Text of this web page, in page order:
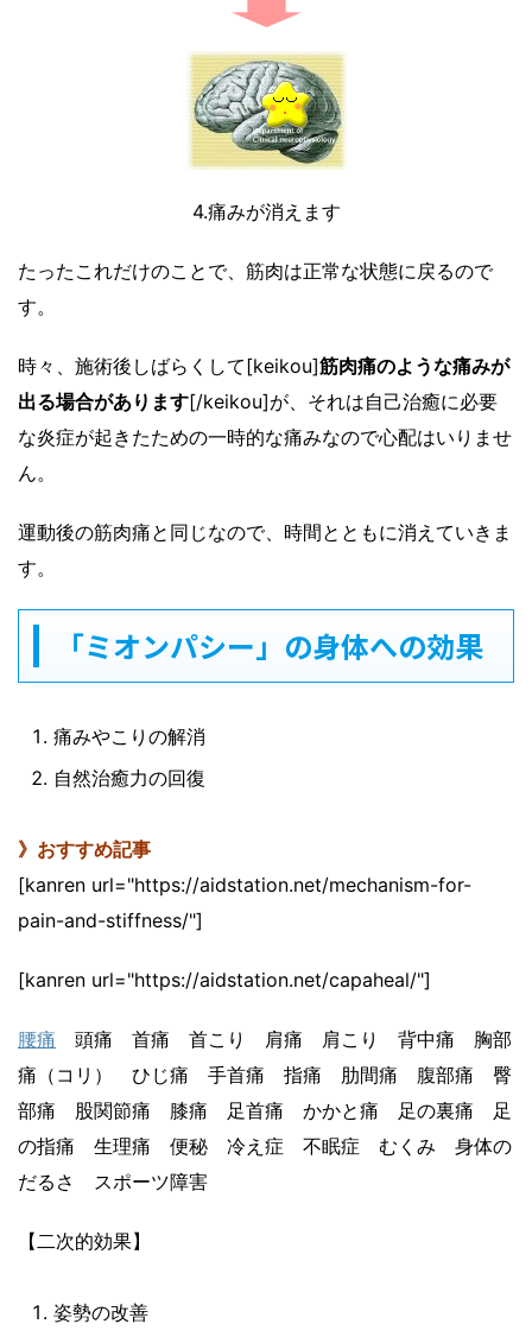
4.痛みが消えます
たったこれだけのことで、筋肉は正常な状態に戻るので
す。
時々、施術後しばらくして[keikou]筋肉痛のような痛みが
出る場合があります[/keikou]が、それは自己治癒に必要
な炎症が起きたための一時的な痛みなので心配はいりませ
ん。
運動後の筋肉痛と同じなので、時間とともに消えていきま
す。
「ミオンパシー」の身体への効果
痛みやこりの解消
自然治癒力の回復
》おすすめ記事
[kanren url="https://aidstation.net/mechanism-for-
pain-and-stiffness/"]
[kanren url="https://aidstation.net/capaheal/"]
腰痛 頭痛 首痛 首こり 肩痛 肩こり 背中痛 胸部
痛（コリ） ひじ痛 手首痛 指痛 肋間痛 腹部痛 臀
部痛 股関節痛 膝痛 足首痛 かかと痛 足の裏痛 足
の指痛 生理痛 便秘 冷え症 不眠症 むくみ 身体の
だるさ スポーツ障害
【二次的効果】
姿勢の改善